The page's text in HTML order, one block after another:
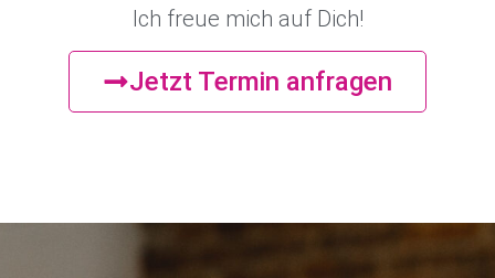
Ich freue mich auf Dich!
Jetzt Termin anfragen